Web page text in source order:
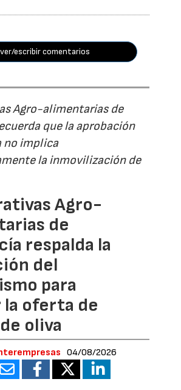
ver/escribir comentarios
Agro-alimentarias de
que la aprobación
no implica
la inmovilización de
Agro-
de
respalda la
del
para
la oferta de
oliva
04/08/2026